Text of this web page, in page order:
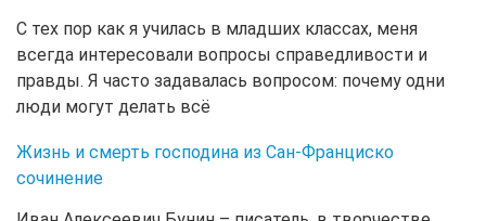
С тех пор как я училась в младших классах, меня
всегда интересовали вопросы справедливости и
правды. Я часто задавалась вопросом: почему одни
люди могут делать всё
Жизнь и смерть господина из Сан-Франциско
сочинение